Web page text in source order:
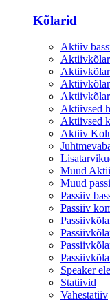
Kõlarid
Aktiiv
Aktiivsed
Aktiivsed
Aktiiv
Muud
Muud
Passiiv
Passiiv
Speaker
Statiivid
Vahestatiiv